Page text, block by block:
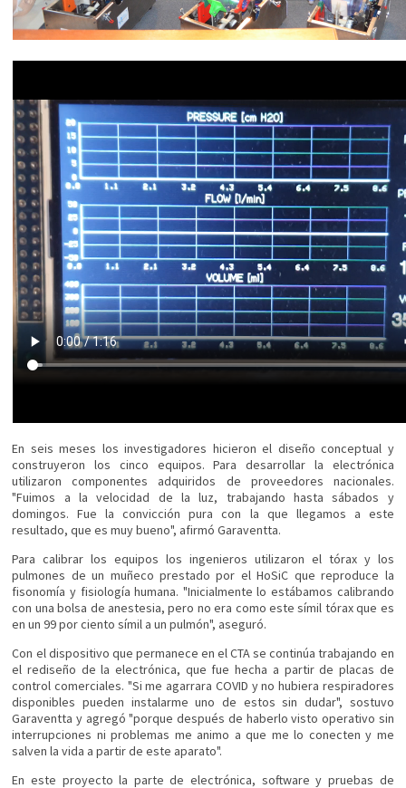
En seis meses los investigadores hicieron el diseño conceptual y
construyeron los cinco equipos. Para desarrollar la electrónica
utilizaron componentes adquiridos de proveedores nacionales.
"Fuimos a la velocidad de la luz, trabajando hasta sábados y
domingos. Fue la convicción pura con la que llegamos a este
resultado, que es muy bueno", afirmó Garaventta.
Para calibrar los equipos los ingenieros utilizaron el tórax y los
pulmones de un muñeco prestado por el HoSiC que reproduce la
fisonomía y fisiología humana. "Inicialmente lo estábamos calibrando
con una bolsa de anestesia, pero no era como este símil tórax que es
en un 99 por ciento símil a un pulmón", aseguró.
Con el dispositivo que permanece en el CTA se continúa trabajando en
el rediseño de la electrónica, que fue hecha a partir de placas de
control comerciales. "Si me agarrara COVID y no hubiera respiradores
disponibles pueden instalarme uno de estos sin dudar", sostuvo
Garaventta y agregó "porque después de haberlo visto operativo sin
interrupciones ni problemas me animo a que me lo conecten y me
salven la vida a partir de este aparato".
En este proyecto la parte de electrónica, software y pruebas de